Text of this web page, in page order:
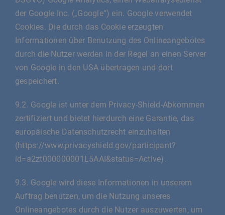
der Google Inc. („Google“) ein. Google verwendet
Cookies. Die durch das Cookie erzeugten
Informationen über Benutzung des Onlineangebotes
durch die Nutzer werden in der Regel an einen Server
von Google in den USA übertragen und dort
gespeichert.
9.2. Google ist unter dem Privacy-Shield-Abkommen
zertifiziert und bietet hierdurch eine Garantie, das
europäische Datenschutzrecht einzuhalten
(https://www.privacyshield.gov/participant?
id=a2zt000000001L5AAI&status=Active).
9.3. Google wird diese Informationen in unserem
Auftrag benutzen, um die Nutzung unseres
Onlineangebotes durch die Nutzer auszuwerten, um